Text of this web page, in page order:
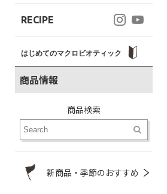
RECIPE
はじめてのマクロビオティック
商品情報
商品検索
新商品・季節のおすすめ